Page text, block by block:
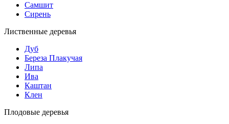
Самшит
Сирень
Лиственные деревья
Дуб
Береза Плакучая
Липа
Ива
Каштан
Клен
Плодовые деревья